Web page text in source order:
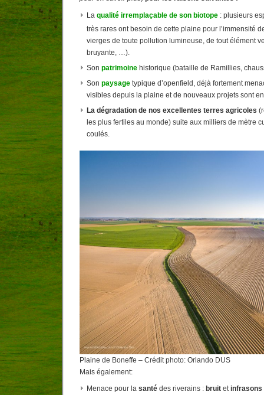
La qualité irremplaçable de son biotope : plusieurs
très rares ont besoin de cette plaine pour l’immensité
vierges de toute pollution lumineuse, de tout élément
bruyante, …).
Son patrimoine historique (bataille de Ramillies,
Son paysage typique d’openfield, déjà fortement
visibles depuis la plaine et de nouveaux projets sont
La dégradation de nos excellentes terres agricoles
les plus fertiles au monde) suite aux milliers de mètre
coulés.
Plaine de Boneffe – Crédit photo: Orlando DUS
Mais également:
Menace pour la santé des riverains : bruit etinfrasons